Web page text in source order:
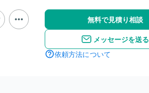
無料で見積り相談
メッセージを送る
依頼方法について